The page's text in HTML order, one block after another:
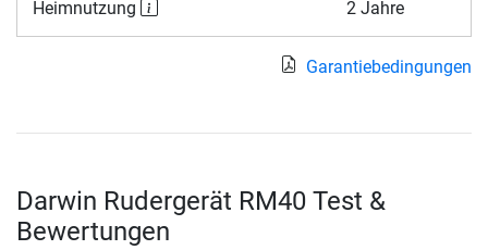
Heimnutzung 2 Jahre
Garantiebedingungen
Darwin Rudergerät RM40 Test &
Bewertungen